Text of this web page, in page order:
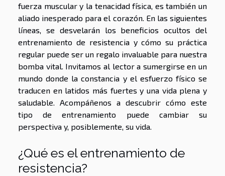
fuerza muscular y la tenacidad física, es también un
aliado inesperado para el corazón. En las siguientes
líneas, se desvelarán los beneficios ocultos del
entrenamiento de resistencia y cómo su práctica
regular puede ser un regalo invaluable para nuestra
bomba vital. Invitamos al lector a sumergirse en un
mundo donde la constancia y el esfuerzo físico se
traducen en latidos más fuertes y una vida plena y
saludable. Acompáñenos a descubrir cómo este
tipo de entrenamiento puede cambiar su
perspectiva y, posiblemente, su vida.
¿Qué es el entrenamiento de
resistencia?